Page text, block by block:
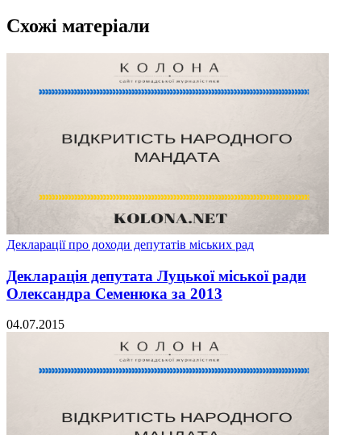
Схожі матеріали
Декларації про доходи депутатів міських рад
Декларація депутата Луцької міської ради
Олександра Семенюка за 2013
04.07.2015